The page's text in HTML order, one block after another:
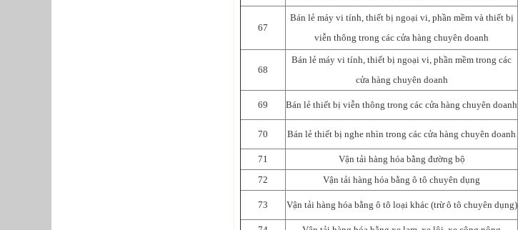
67
Bán lẻ máy vi tính, thiết bị ngoại vi, phần mềm và thiết bị
viễn thông trong các cửa hàng chuyên doanh
68
Bán lẻ máy vi tính, thiết bị ngoại vi, phần mềm trong các
cửa hàng chuyên doanh
69 Bán lẻ thiết bị viễn thông trong các cửa hàng chuyên doanh
70 Bán lẻ thiết bị nghe nhìn trong các cửa hàng chuyên doanh
71 Vận tải hàng hóa bằng đường bộ
72
Vận tải hàng hóa bằng ô tô chuyên dụng
73 Vận tải hàng hóa bằng ô tô loại khác (trừ ô tô chuyên dụng)